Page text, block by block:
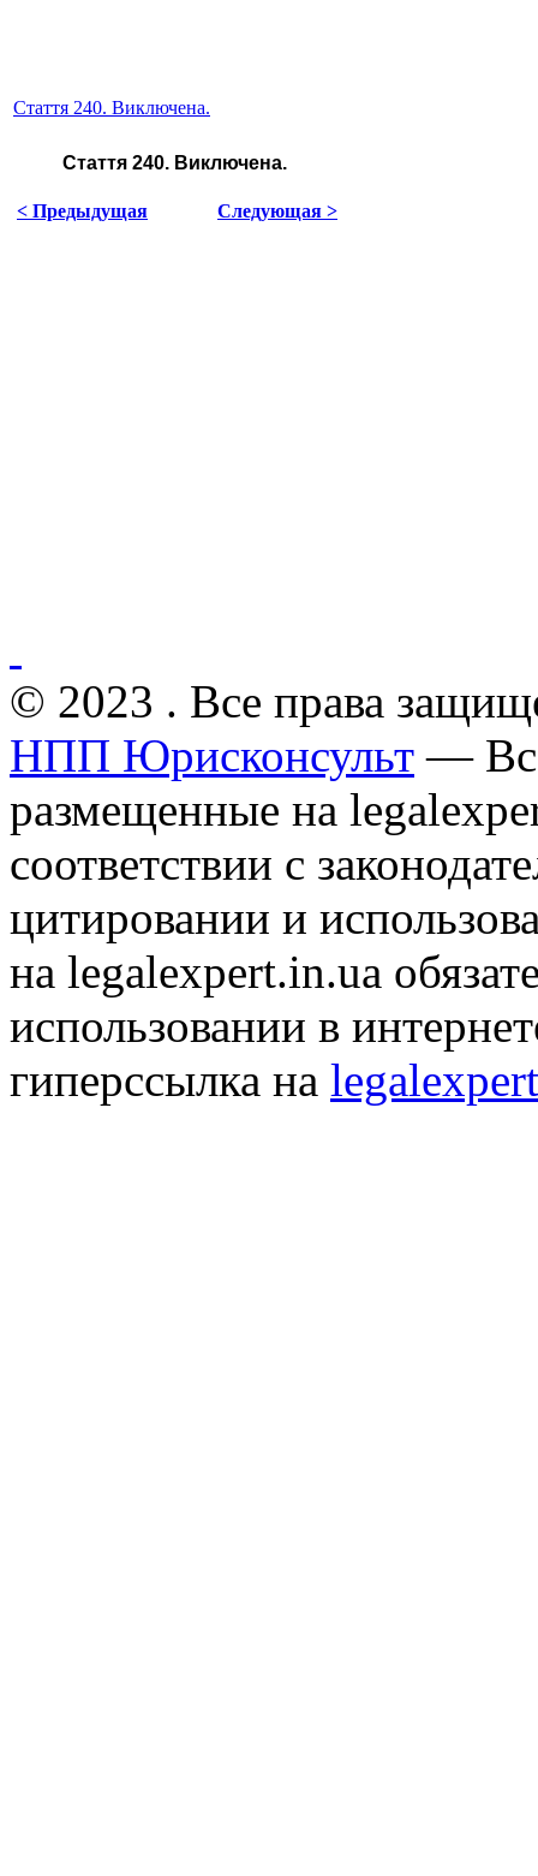
Стаття 240. Виключена.
Стаття 240. Виключена.
< Предыдущая Следующая >
© 2023 . Все права
НПП Юрисконсульт —
размещенные на
соответствии с
цитировании и
на legalexpert.in.ua
использовании в
гиперссылка на